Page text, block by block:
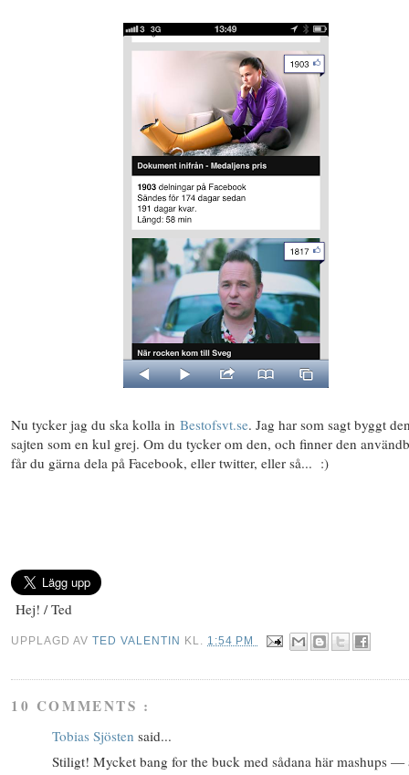
Nu tycker jag du ska kolla in Bestofsvt.se. Jag har som sagt byggt
sajten som en kul grej. Om du tycker om den, och finner den
får du gärna dela på Facebook, eller twitter, eller så... :)
Hej! / Ted
UPPLAGD AVTED VALENTIN KL. 1:54 PM
10 COMMENTS :
Tobias Sjösten said...
Stiligt! Mycket bang for the buck med sådana här mashups —